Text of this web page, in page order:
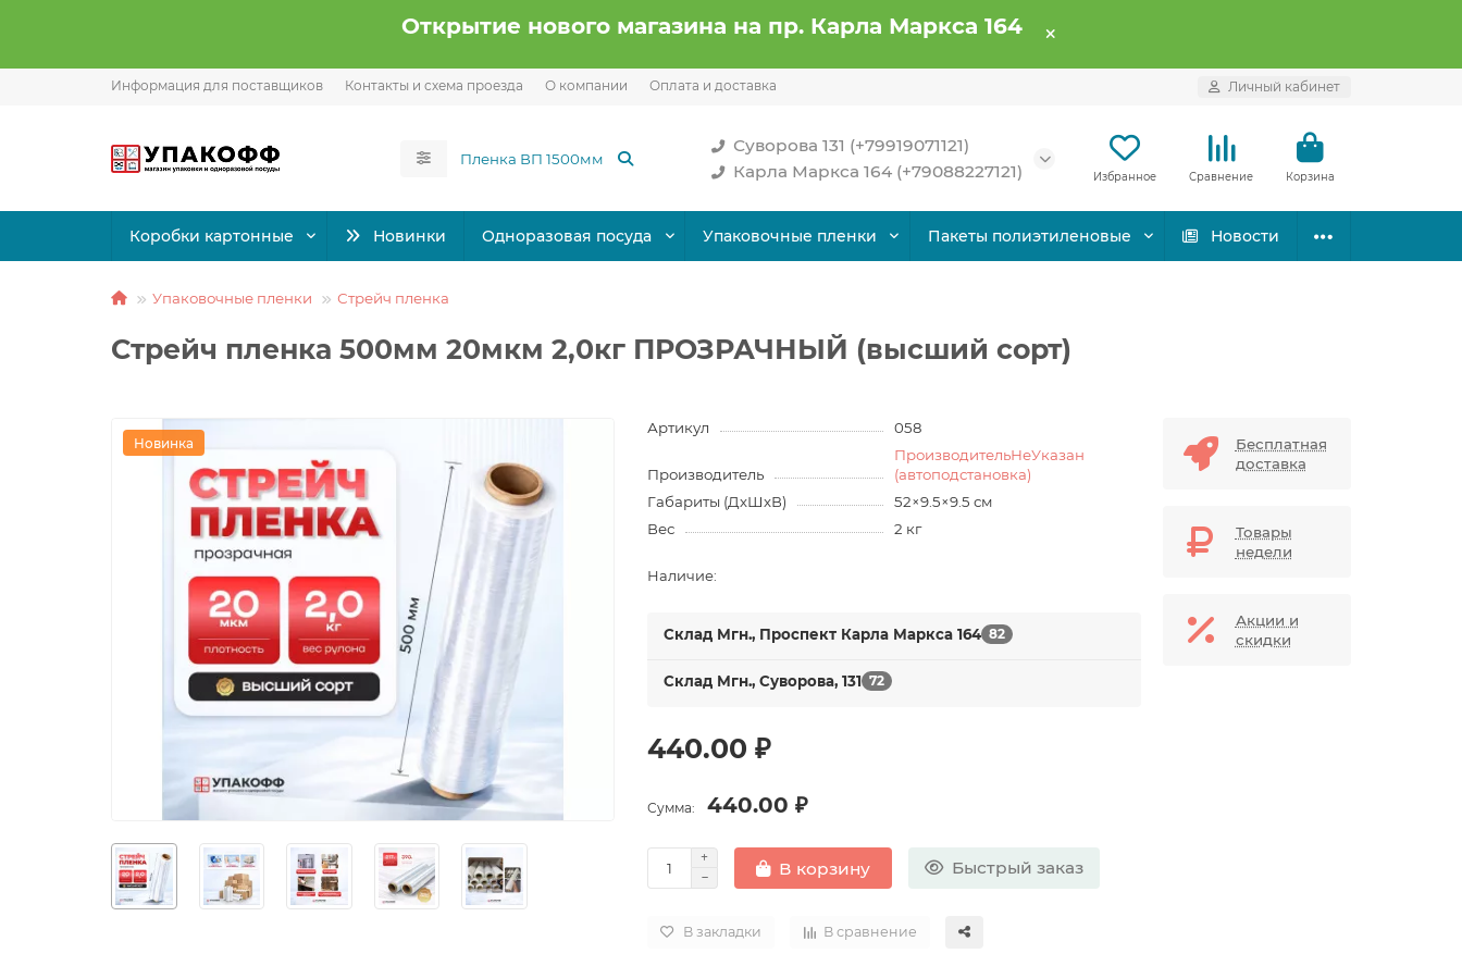
Открытие нового магазина на пр. Карла Маркса 164
Информация для поставщиков Контакты и схема проезда О компании Оплата и доставка Личный кабинет
Суворова 131 (+79919071121)
Карла Маркса 164 (+79088227121)
Избранное Сравнение Корзина
Коробки картонные Новинки Одноразовая посуда Упаковочные пленки Пакеты полиэтиленовые Новости
Упаковочные пленки Стрейч пленка
Стрейч пленка 500мм 20мкм 2,0кг ПРОЗРАЧНЫЙ (высший сорт)
Новинка
Артикул 058
Производитель
ПроизводительНеУказан
(автоподстановка)
Габариты (ДхШхВ)
52×9.5×9.5 см
Вес
2 кг
Наличие:
Склад Мгн., Проспект Карла Маркса 164 82
Склад Мгн., Суворова, 131 72
440.00 ₽
Сумма: 440.00 ₽
В корзину Быстрый заказ
В закладки В сравнение
Бесплатная
доставка
Товары
недели
Акции и
скидки